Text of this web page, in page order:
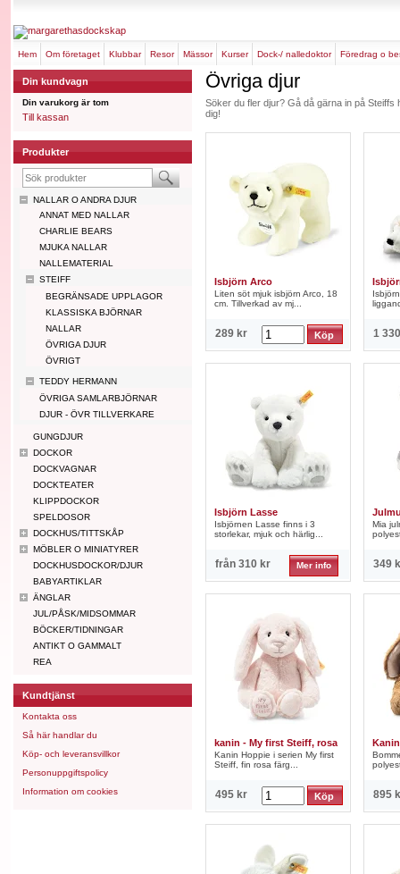
hem om företaget klubbar resor mässor kurser dock-/ nalledoktor föredrag o
Din kundvagn
Din varukorg är tom
Till kassan
Produkter
NALLAR O ANDRA DJUR
ANNAT MED NALLAR
CHARLIE BEARS
MJUKA NALLAR
NALLEMATERIAL
STEIFF
BEGRÄNSADE UPPLAGOR
KLASSISKA BJÖRNAR
NALLAR
ÖVRIGA DJUR
ÖVRIGT
TEDDY HERMANN
ÖVRIGA SAMLARBJÖRNAR
DJUR - ÖVR TILLVERKARE
GUNGDJUR
DOCKOR
DOCKVAGNAR
DOCKTEATER
KLIPPDOCKOR
SPELDOSOR
DOCKHUS/TITTSKÅP
MÖBLER O MINIATYRER
DOCKHUSDOCKOR/DJUR
BABYARTIKLAR
ÄNGLAR
JUL/PÅSK/MIDSOMMAR
BÖCKER/TIDNINGAR
ANTIKT O GAMMALT
REA
Kundtjänst
Kontakta oss
Så här handlar du
Köp- och leveransvillkor
Personuppgiftspolicy
Information om cookies
Övriga djur
Söker du fler djur? Gå då gärna in på
dig!
Isbjörn Arco
Liten söt mjuk isbjörn Arco, 18
cm. Tillverkad av mj...
289 kr 1
Isbjörn Lasse
Isbjörnen Lasse finns i 3
storlekar, mjuk och härlig...
från 310 kr Mer info
Mia
349
kanin - My first Steiff, rosa
Kanin Hoppie i serien My first
Steiff, fin rosa färg...
495 kr 895